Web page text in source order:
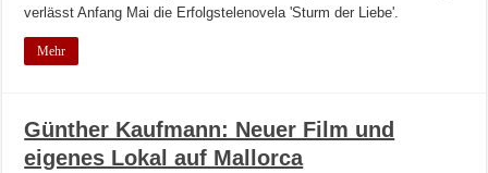
verlässt Anfang Mai die Erfolgstelenovela 'Sturm der Liebe'.
Mehr
Günther Kaufmann: Neuer Film und
eigenes Lokal auf Mallorca